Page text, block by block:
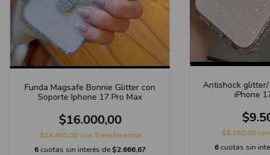
Funda Magsafe Bonnie Glitter con
Soporte Iphone 17 Pro Max
$16.000,00
$14.400,00conTransferencia
6cuotas sin interés de$2.666,67
Antishock
iPhone
$8.550,00con
6 cuotas sin